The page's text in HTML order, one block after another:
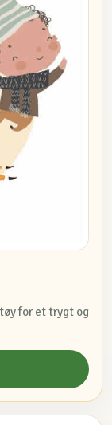
for et trygt og